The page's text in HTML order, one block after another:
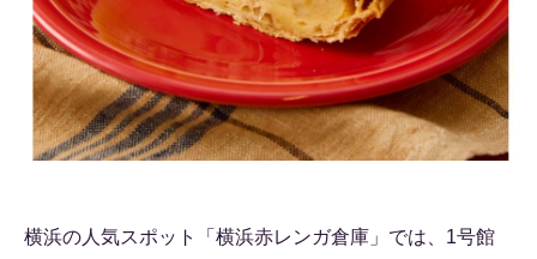
横浜の人気スポット「横浜赤レンガ倉庫」では、1号館